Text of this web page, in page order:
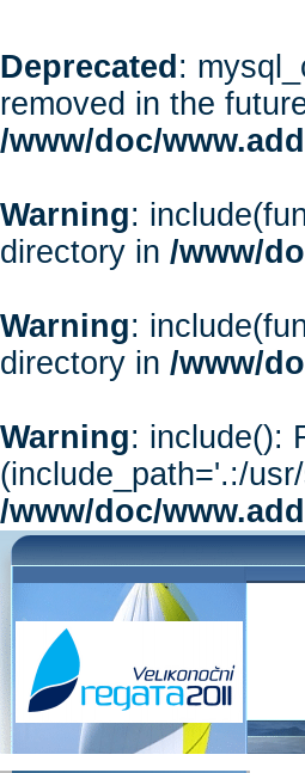
Deprecated :
removed in the
/www/doc/
Warning:
directory in /www/
Warning:
directory in /www/
Warning: include():
(include_path='.:/
/www/doc/